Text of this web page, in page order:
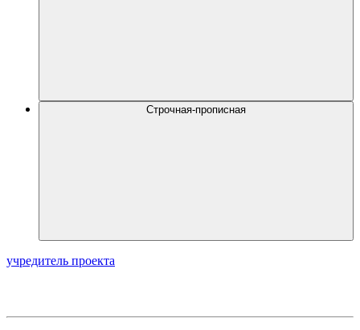
Строчная-прописная
учредитель проекта